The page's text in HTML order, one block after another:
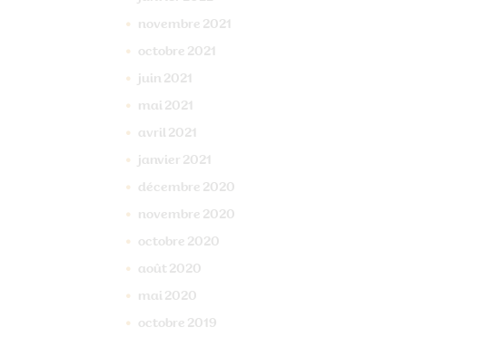
novembre 2021
octobre 2021
juin 2021
mai 2021
avril 2021
janvier 2021
décembre 2020
novembre 2020
octobre 2020
août 2020
mai 2020
octobre 2019